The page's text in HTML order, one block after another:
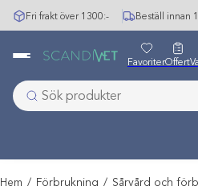
Hoppa
till
Fri frakt över 1300:- Beställ innan
FavoriterOffert
Hem / Förbrukning / Sårvård och